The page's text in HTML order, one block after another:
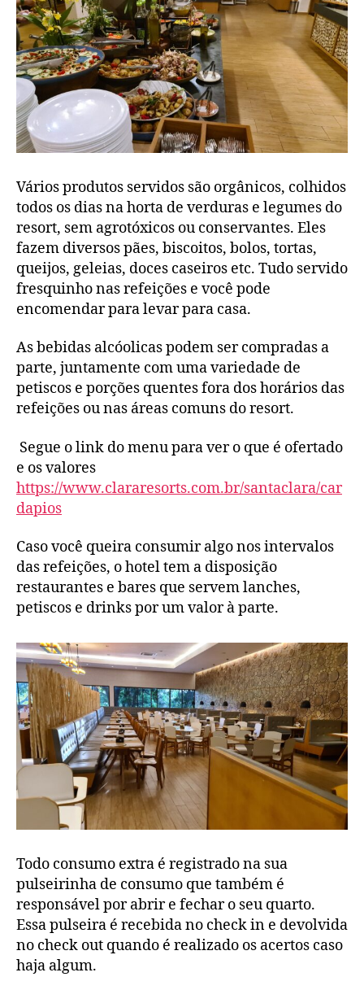
Vários produtos servidos são orgânicos, colhidos
todos os dias na horta de verduras e legumes do
resort, sem agrotóxicos ou conservantes. Eles
fazem diversos pães, biscoitos, bolos, tortas,
queijos, geleias, doces caseiros etc. Tudo servido
fresquinho nas refeições e você pode
encomendar para levar para casa.
As bebidas alcóolicas podem ser compradas a
parte, juntamente com uma variedade de
petiscos e porções quentes fora dos horários das
refeições ou nas áreas comuns do resort.
Segue o link do menu para ver o que é ofertado
e os valores
https://www.clararesorts.com.br/santaclara/car
dapios
Caso você queira consumir algo nos intervalos
das refeições, o hotel tem a disposição
restaurantes e bares que servem lanches,
petiscos e drinks por um valor à parte.
Todo consumo extra é registrado na sua
pulseirinha de consumo que também é
responsável por abrir e fechar o seu quarto.
Essa pulseira é recebida no check in e devolvida
no check out quando é realizado os acertos caso
haja algum.